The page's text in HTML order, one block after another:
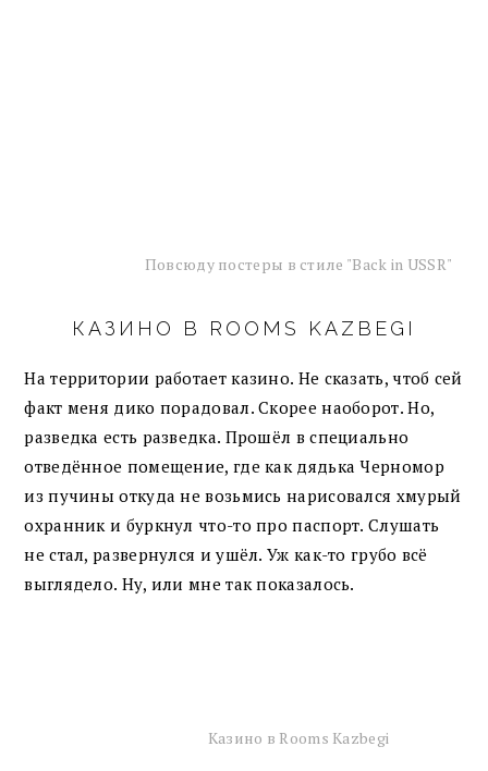
Повсюду постеры в стиле "Back in USSR"
КАЗИНО В ROOMS KAZBEGI
На территории работает казино. Не сказать, чтоб сей
факт меня дико порадовал. Скорее наоборот. Но,
разведка есть разведка. Прошёл в специально
отведённое помещение, где как дядька Черномор
из пучины откуда не возьмись нарисовался хмурый
охранник и буркнул что-то про паспорт. Слушать
не стал, развернулся и ушёл. Уж как-то грубо всё
выглядело. Ну, или мне так показалось.
Казино в Rooms Kazbegi